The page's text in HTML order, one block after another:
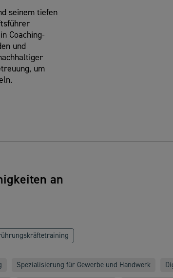
seinem tiefen
Coaching-
und
um
an
Spezialisierung für Gewerbe und Handwerk